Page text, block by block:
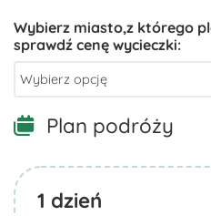
Plan podróży
1 dzień